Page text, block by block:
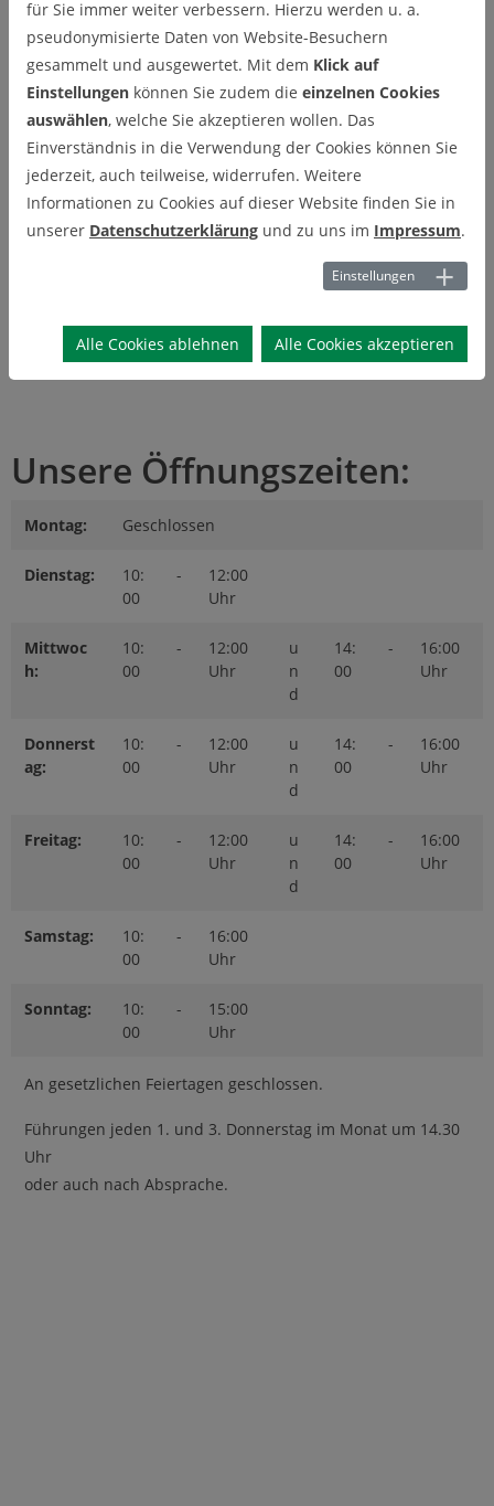
Samstag, 22.08.26 10 - 16 Uhr
Sonntag, 23.08.26 10 - 15 Uhr
Dienstag, 25.08.26 geschlossen
geschlossen
Donnerstag, 27.08.26 geschlossen
10 - 12 Uhr und 14 - 16 Uhr
Sonntag, 30.08.26 10 - 15 Uhr
Unsere Öffnungszeiten:
Montag: Geschlossen
Dienstag:
10:
00
-
12:00
Uhr
Mittwoc
h:
10:
00
-
12:00
Uhr
u
n
d
14:
00
-
16:00
Uhr
Donnerst
ag:
10:
00
-
12:00
Uhr
u
n
d
14:
00
-
16:00
Uhr
Freitag:
10:
00
-
12:00
Uhr
u
n
d
14:
00
-
16:00
Uhr
Samstag:
10:
00
-
16:00
Uhr
Sonntag:
10:
00
-
15:00
Uhr
An gesetzlichen Feiertagen geschlossen.
Führungen jeden 1. und 3. Donnerstag im Monat um 14.30
Uhr
oder auch nach Absprache.
für Sie immer weiter verbessern. Hierzu werden u. a.
pseudonymisierte Daten von Website-Besuchern
gesammelt und ausgewertet. Mit dem Klick auf
Einstellungen können Sie zudem die einzelnen Cookies
auswählen, welche Sie akzeptieren wollen. Das
Einverständnis in die Verwendung der Cookies können Sie
jederzeit, auch teilweise, widerrufen. Weitere
Informationen zu Cookies auf dieser Website finden Sie in
unserer Datenschutzerklärung und zu uns im Impressum.
Einstellungen
Alle Cookies ablehnen Alle Cookies akzeptieren